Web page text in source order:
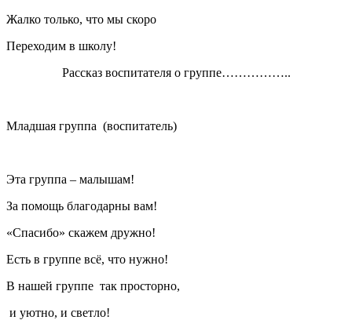
Жалко только, что мы скоро
Переходим в школу!
Рассказ воспитателя о группе……………..
Младшая группа (воспитатель)
Эта группа – малышам!
За помощь благодарны вам!
«Спасибо» скажем дружно!
Есть в группе всё, что нужно!
В нашей группе так просторно,
и уютно, и светло!